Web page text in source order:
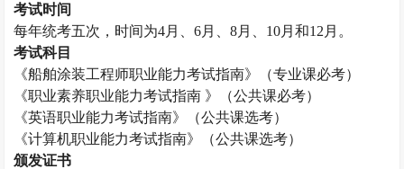
考试时间
每年统考五次，时间为4月、6月、8月、 10月和12 月。
考试科目
《船舶涂装工程师职业能力考试指南》（专业课必考）
《职业素养职业能力考试指南 》（公共课必考）
《英语职业能力考试指南》（公共课选考）
《计算机职业能力考试指南》（公共课选考）
颁发证书